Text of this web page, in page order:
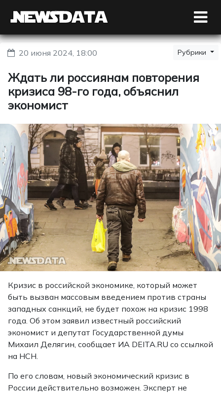
20 июня 2024, 18:00 Рубрики
Ждать ли россиянам повторения
кризиса 98-го года, объяснил
экономист
Кризис в российской экономике, который может
быть вызван массовым введением против страны
западных санкций, не будет похож на кризис 1998
года. Об этом заявил известный российский
экономист и депутат Государственной думы
Михаил Делягин, сообщает ИА DEITA.RU со ссылкой
на НСН.
По его словам, новый экономический кризис в
России действительно возможен. Эксперт не